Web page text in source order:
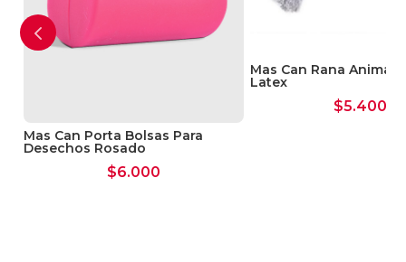
Mas Can Porta Bolsas Para
Desechos Rosado
$6.000
Mas Can Rana Animal
Latex
$5.400